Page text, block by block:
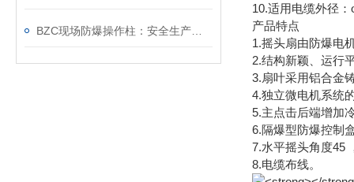
10.适用电缆外径
产品特点
1.摇头扇由防爆电
2.结构新颖、运行
3.扇叶采用铝合金
4.独立微电机系统
5.主点击后端增加
6.隔爆型防爆控制
7.水平摇头角度45
8.电缆布线。